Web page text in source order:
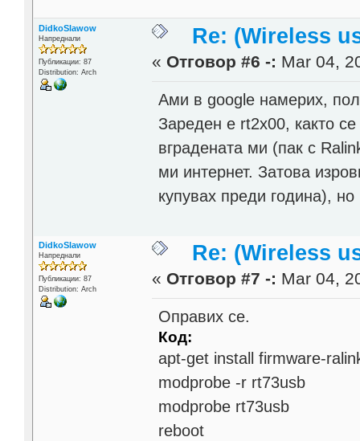
DidkoSlawow
Напреднали
Публикации: 87
Distribution: Arch
Re: (Wireless
« Отговор #6 -: Mar 04,
Ами в google намерих,
Зареден е rt2x00, както
вградената ми (пак с
ми интернет. Затова
купувах преди година),
DidkoSlawow
Напреднали
Публикации: 87
Distribution: Arch
Re: (Wireless
« Отговор #7 -: Mar 04,
Оправих се.
Код:
apt-get install firmware-
modprobe -r rt73usb
modprobe rt73usb
reboot